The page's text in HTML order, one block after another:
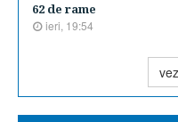
62 de rame
ieri, 19:54